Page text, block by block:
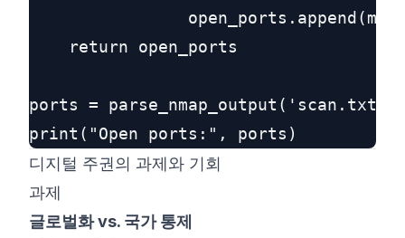
    return open_ports
ports = parse_nmap_output('scan.txt')
디지털 주권의 과제와 기회
과제
글로벌화 vs. 국가 통제